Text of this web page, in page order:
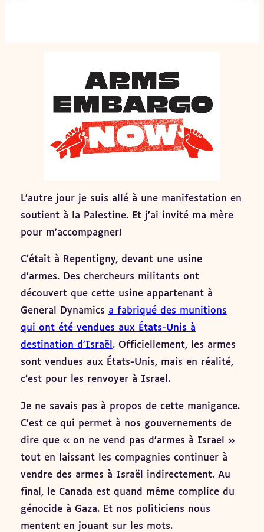
L’autre jour je suis allé à une manifestation en
soutient à la Palestine. Et j’ai invité ma mère
pour m’accompagner!
C’était à Repentigny, devant une usine
d’armes. Des chercheurs militants ont
découvert que cette usine appartenant à
General Dynamics a fabriqué des munitions
qui ont été vendues aux États-Unis à
destination d’Israël . Officiellement, les armes
sont vendues aux États-Unis, mais en réalité,
c’est pour les renvoyer à Israel.
Je ne savais pas à propos de cette manigance.
C’est ce qui permet à nos gouvernements de
dire que « on ne vend pas d’armes à Israel »
tout en laissant les compagnies continuer à
vendre des armes à Israël indirectement. Au
final, le Canada est quand même complice du
génocide à Gaza. Et nos politiciens nous
mentent en jouant sur les mots.